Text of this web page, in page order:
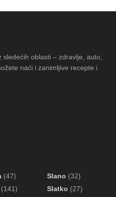
oblasti – zdravlje, auto,
naći i zanimljive recepte i
(47)
(141)
Slano (32)
Slatko (27)